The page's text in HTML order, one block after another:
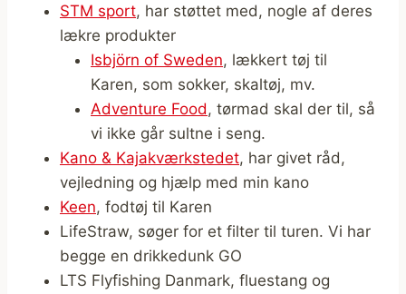
STM sport, har støttet med, nogle af deres
lækre produkter
Isbjörn of Sweden, lækkert tøj til
Karen, som sokker, skaltøj, mv.
Adventure Food , tørmad skal der til, så
vi ikke går sultne i seng.
Kano & Kajakværkstedet, har givet råd,
vejledning og hjælp med min kano
Keen, fodtøj til Karen
LifeStraw, søger for et filter til turen. Vi har
begge en drikkedunk GO
LTS Flyfishing Danmark, fluestang og